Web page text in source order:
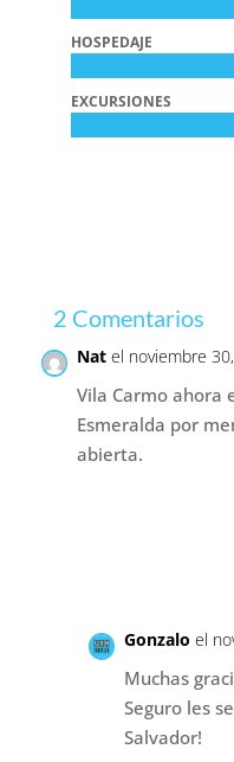
HOSPEDAJE
EXCURSIONES
2 Comentarios
Nat el noviembre
Vila Carmo ahora
Esmeralda por
abierta.
Gonzalo el
Muchas
Seguro les
Salvador!